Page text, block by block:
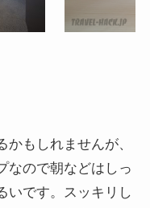
もしれませんが、
なので朝などはしっ
いです。スッキリし